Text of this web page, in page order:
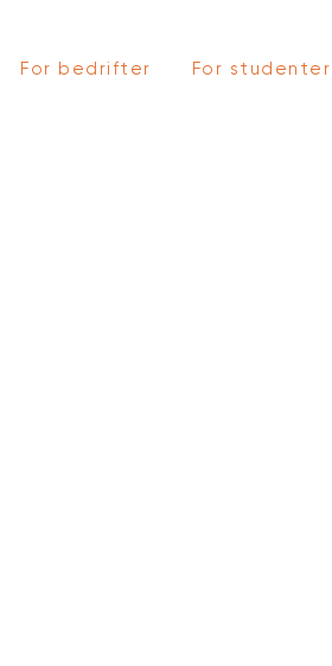
For bedrifter For studenter